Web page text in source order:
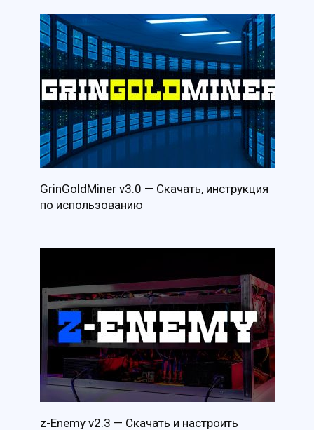
GrinGoldMiner v3.0 — Скачать, инструкция
по использованию
z-Enemy v2.3 — Скачать и настроить